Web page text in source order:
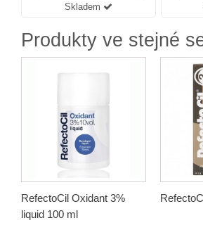
Skladem
Produkty ve stejné
RefectoCil Oxidant 3%
liquid 100 ml